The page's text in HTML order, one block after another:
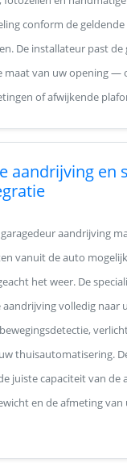
conform de geldende
De installateur past de
maat van uw opening —
of afwijkende
aandrijving en
aandrijving
vanuit de auto
het weer. De
volledig naar
thuisautomatisering.
juiste capaciteit van de
en de afmeting van